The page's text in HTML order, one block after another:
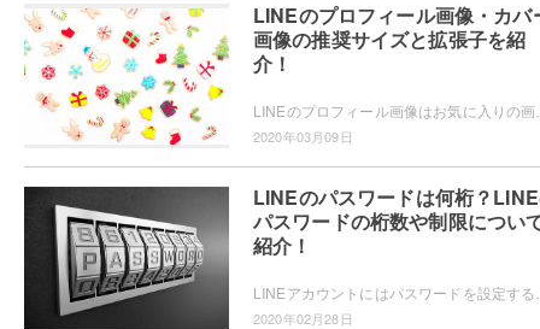
LINEのプロフィール画像・カバ
画像の推奨サイズと拡張子を紹
介！
2020年03月09日
LINEのパスワードは何桁？
パスワードの桁数や制限につい
紹介！
2020年02月28日